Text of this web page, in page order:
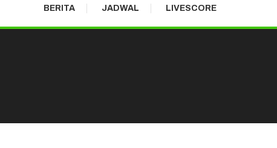
BERITA JADWAL LIVESCORE